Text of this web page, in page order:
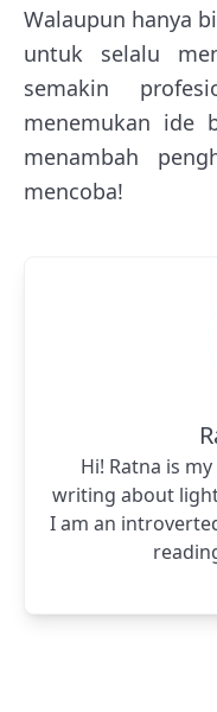
Walaupun hanya
untuk selalu
semakin
menemukan ide
menambah
mencoba!
Hi! Ratna is
writing about
I am an